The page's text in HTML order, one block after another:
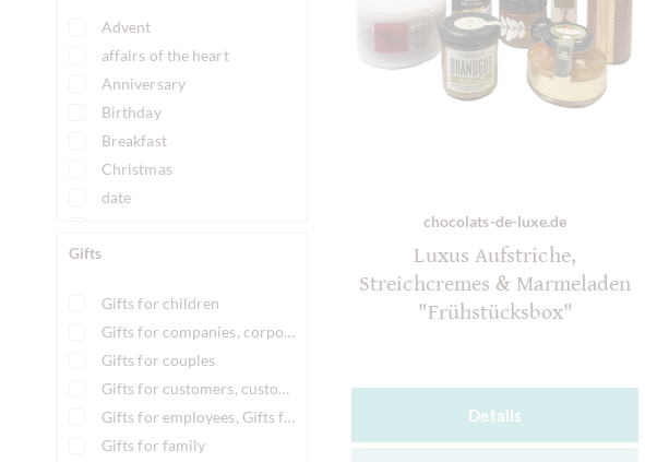
Advent
affairs of the heart
Anniversary
Birthday
Breakfast
Christmas
date
girls night
Guest present
Men's gift
Mother's day
New Year's Eve
Osterprodukt
Gifts
Gifts for children
Gifts for companies, corporate gifts
Gifts for couples
Gifts for customers, customer gifts
Gifts for employees, Gifts for staff
Gifts for family
chocolats-de-luxe.de
Luxus Aufstriche,
Streichcremes & Marmeladen
"Frühstücksbox"
Details